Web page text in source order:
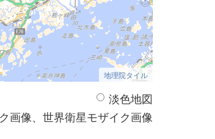
地理院タイル
淡色地図
画像、世界衛星モザイク画像